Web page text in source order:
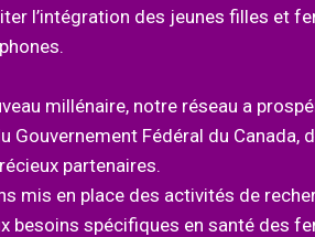
l’intégration des jeunes filles et
millénaire, notre réseau a
Gouvernement Fédéral du Canada,
partenaires.
mis en place des activités de
besoins spécifiques en santé des